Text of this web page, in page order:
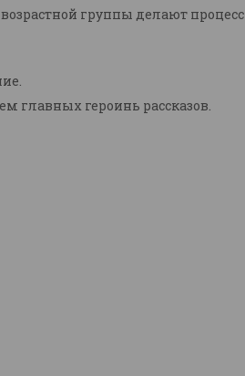
группы делают процесс
главных героинь рассказов.